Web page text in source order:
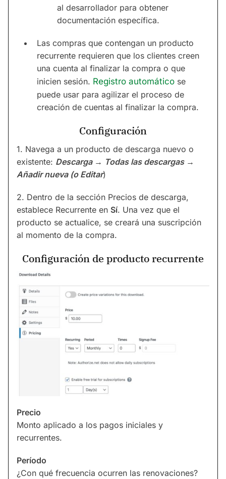
al desarrollador para obtener
documentación específica.
Las compras que contengan un producto
recurrente requieren que los clientes creen
una cuenta al finalizar la compra o que
inicien sesión. Registro automático se
puede usar para agilizar el proceso de
creación de cuentas al finalizar la compra.
Configuración
1. Navega a un producto de descarga nuevo o
existente: Descarga → Todas las descargas →
Añadir nueva (o Editar)
2. Dentro de la sección Precios de descarga,
establece Recurrente en Sí. Una vez que el
producto se actualice, se creará una suscripción
al momento de la compra.
Configuración de producto recurrente
Precio
Monto aplicado a los pagos iniciales y
recurrentes.
Período
¿Con qué frecuencia ocurren las renovaciones?